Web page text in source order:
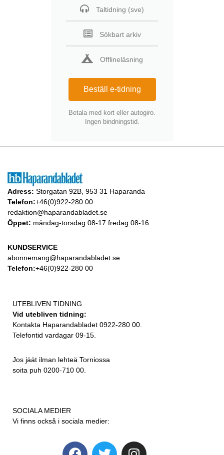
Taltidning (sve)
Sökbart arkiv
Offlineläsning
Beställ e-tidning
Betala med kort eller autogiro.
Ingen bindningstid.
Adress: Storgatan 92B, 953 31 Haparanda
Telefon:+46(0)922-280 00
redaktion@haparandabladet.se
Öppet: måndag-torsdag 08-17 fredag 08-16
KUNDSERVICE
abonnemang@haparandabladet.se
Telefon:+46(0)922-280 00
UTEBLIVEN TIDNING
Vid utebliven tidning:
Kontakta Haparandabladet 0922-280 00.
Telefontid vardagar 09-15.
Jos jäät ilman lehteä Torniossa
soita puh 0200-710 00.
SOCIALA MEDIER
Vi finns också i sociala medier: